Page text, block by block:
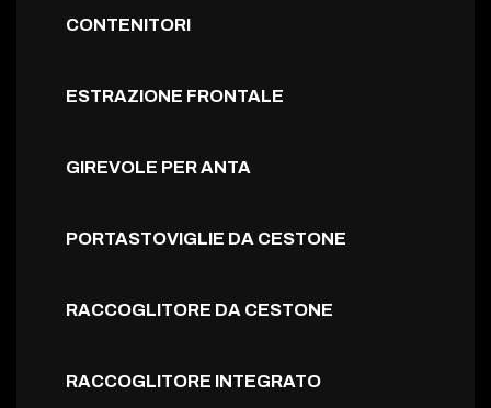
CONTENITORI
ESTRAZIONE FRONTALE
GIREVOLE PER ANTA
PORTASTOVIGLIE DA CESTONE
RACCOGLITORE DA CESTONE
RACCOGLITORE INTEGRATO